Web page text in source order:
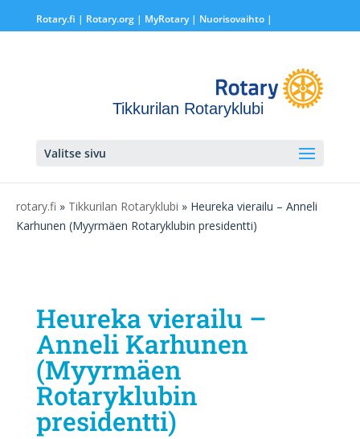
Rotary.fi | Rotary.org| MyRotary | Nuorisovaihto|
Tikkurilan Rotaryklubi
Valitse sivu
rotary.fi » Tikkurilan Rotaryklubi » Heureka vierailu – Anneli
Karhunen (Myyrmäen Rotaryklubin presidentti)
Heureka vierailu –
Anneli Karhunen
(Myyrmäen
Rotaryklubin
presidentti)